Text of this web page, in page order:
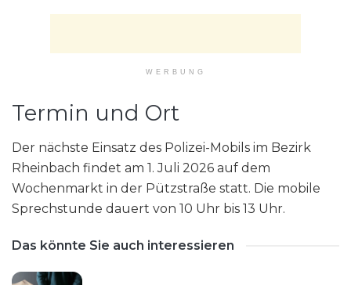
WERBUNG
Termin und Ort
Der nächste Einsatz des Polizei-Mobils im Bezirk
Rheinbach findet am 1. Juli 2026 auf dem
Wochenmarkt in der Pützstraße statt. Die mobile
Sprechstunde dauert von 10 Uhr bis 13 Uhr.
Das könnte Sie auch interessieren